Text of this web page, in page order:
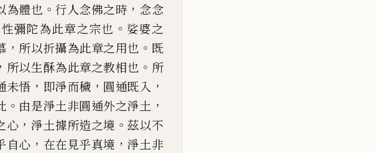
為體也 。行人念佛之時 ， 念念
彌陀為此章之宗也 。 娑婆之
， 所以折攝為此章之用也 。 既
， 所以生酥為此章之教相也 。 所
未悟 ， 即淨而穢 ， 圓通既入 ，
。 由是淨土非圓通外之淨土 ，
心 ， 淨土據所造之境 。 茲以不
自心 ， 在在見乎真境 ，淨土非